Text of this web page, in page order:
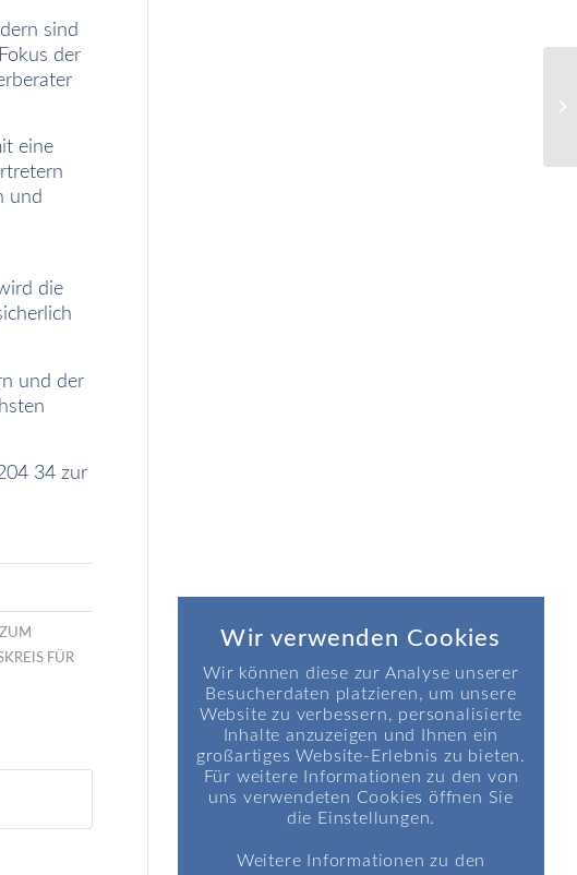
sind
der
eine
und
die
und der
34 zur
FÜR
Wir verwenden Cookies
Wir können diese zur Analyse unserer
Besucherdaten platzieren, um unsere
Website zu verbessern, personalisierte
Inhalte anzuzeigen und Ihnen ein
großartiges Website-Erlebnis zu bieten.
Für weitere Informationen zu den von
uns verwendeten Cookies öffnen Sie
die Einstellungen.
Weitere Informationen zu den